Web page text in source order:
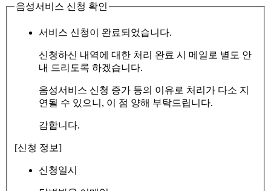
음성서비스 신청 확인
서비스 신청이 완료되었습니다.
신청하신 내역에 대한 처리 완료 시 메일로 별도 안
내 드리도록 하겠습니다.
음성서비스 신청 증가 등의 이유로 처리가 다소 지
연될 수 있으니, 이 점 양해 부탁드립니다.
감합니다.
[신청 정보]
신청일시